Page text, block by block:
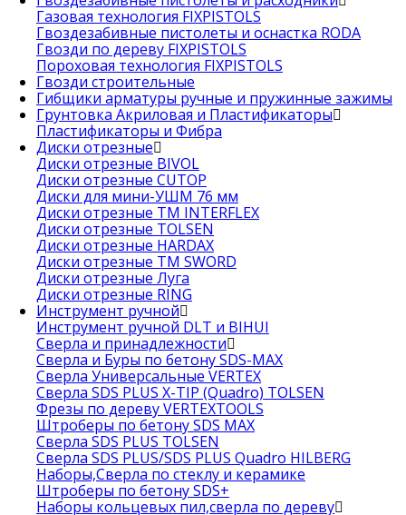
Газовая технология FIXPISTOLS
Гвоздезабивные пистолеты и оснастка RODA
Гвозди по дереву FIXPISTOLS
Пороховая технология FIXPISTOLS
Гвозди строительные
Гибщики арматуры ручные и пружинные зажимы
Грунтовка Акриловая и Пластификаторы
Пластификаторы и Фибра
Диски отрезные
Диски отрезные BIVOL
Диски отрезные CUTOP
Диски для мини-УШМ 76 мм
Диски отрезные ТМ INTERFLEX
Диски отрезные TOLSEN
Диски отрезные HARDAX
Диски отрезные ТМ SWORD
Диски отрезные Луга
Диски отрезные RING
Инструмент ручной
Инструмент ручной DLT и BIHUI
Сверла и принадлежности
Сверла и Буры по бетону SDS-MAX
Сверла Универсальные VERTEX
Сверла SDS PLUS X-TIP (Quadro) TOLSEN
Фрезы по дереву VERTEXTOOLS
Штроберы по бетону SDS MAX
Сверла SDS PLUS TOLSEN
Сверла SDS PLUS/SDS PLUS Quadro HILBERG
Наборы,Сверла по стеклу и керамике
Штроберы по бетону SDS+
Наборы кольцевых пил,сверла по дереву